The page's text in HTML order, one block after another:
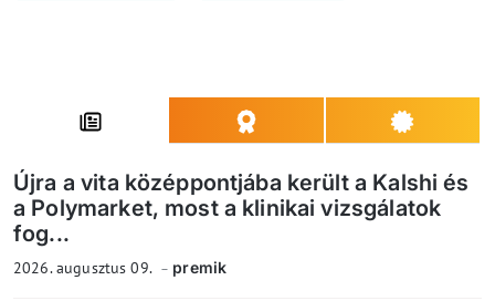
Újra a vita középpontjába került a Kalshi és
a Polymarket, most a klinikai vizsgálatok
fog...
2026. augusztus 09. premik